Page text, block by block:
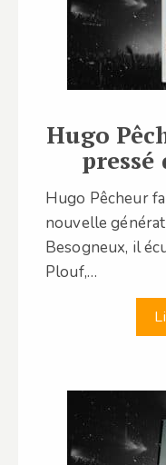
Hugo
pressé
Hugo Pêcheur
nouvelle
Besogneux, il
Plouf,…